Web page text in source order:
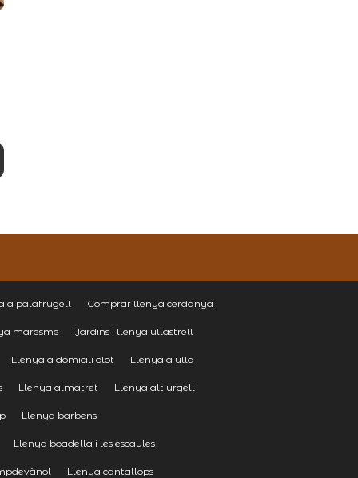
a palafrugell Comprar llenya cerdanya
maresme Jardins i llenya ullastrell
Llenya a domicili olot Llenya a ulla
Llenya almatret Llenya alt urgell
Llenya barbens
Llenya boadella i les escaules
Llenya cantallops